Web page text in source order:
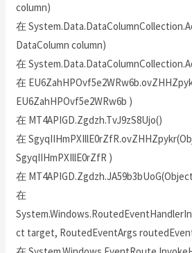
column)
在
DataColumn column)
在
在
EU6ZahHPOvf5e2WRw6b )
在 MT4APIGD.Zgdzh.TvJ9zS8Ujo()
在
SgyqIIHmPXIllE0rZfR )
在
在
ct target, RoutedEventArgs